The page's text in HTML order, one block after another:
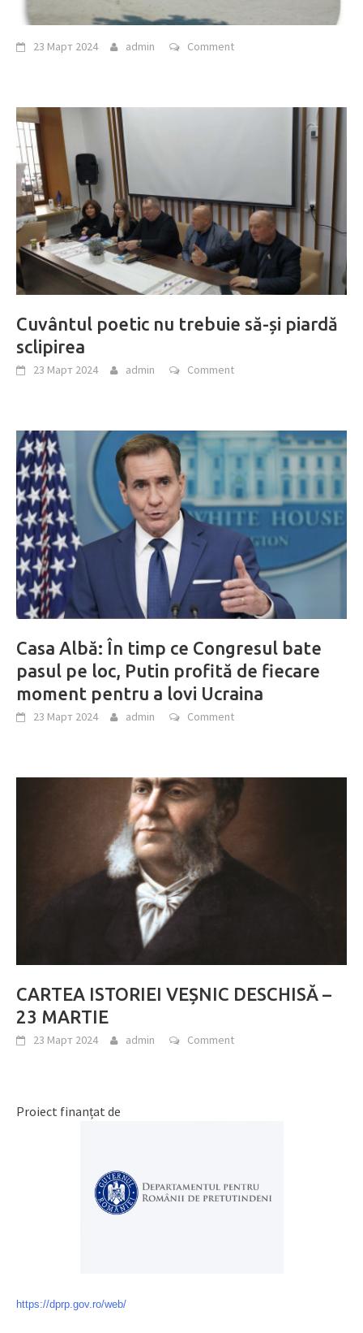
23 Март 2024 admin Comment
Cuvântul poetic nu trebuie să-și piardă
sclipirea
23 Март 2024 admin Comment
Casa Albă: În timp ce Congresul bate
pasul pe loc, Putin profită de fiecare
moment pentru a lovi Ucraina
23 Март 2024 admin Comment
CARTEA ISTORIEI VEȘNIC DESCHISĂ –
23 MARTIE
23 Март 2024 admin Comment
Proiect finanțat de
https://dprp.gov.ro/web/